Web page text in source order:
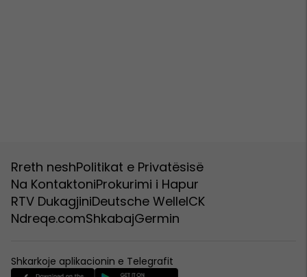
Rreth neshPolitikat e Privatësisë
Na KontaktoniProkurimi i Hapur
RTV DukagjiniDeutsche WelleICK
Ndreqe.comShkabajGermin
Shkarkoje aplikacionin e Telegrafit